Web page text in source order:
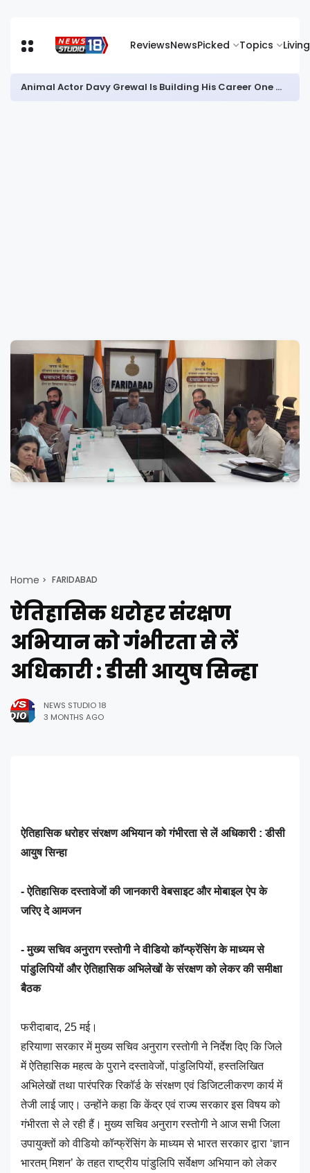
ReviewsNewsPicked Topics Living
जिला में गरिमापूर्ण तरीके से मनाया जाएगा ‘हर घर तिरंगा’ अभियान और विभाजन विभीषिका स्मृति दिवस : डीसी आयुष सिन्हा
Home FARIDABAD
ऐतिहासिक धरोहर संरक्षण
अभियान को गंभीरता से लें
अधिकारी : डीसी आयुष सिन्हा
NEWS STUDIO 18
3 MONTHS AGO
ऐतिहासिक धरोहर संरक्षण अभियान को गंभीरता से लें अधिकारी : डीसी
आयुष सिन्हा
- ऐतिहासिक दस्तावेजों की जानकारी वेबसाइट और मोबाइल ऐप के
जरिए दे आमजन
- मुख्य सचिव अनुराग रस्तोगी ने वीडियो कॉन्फ्रेंसिंग के माध्यम से
पांडुलिपियों और ऐतिहासिक अभिलेखों के संरक्षण को लेकर की समीक्षा
बैठक
फरीदाबाद, 25 मई।
हरियाणा सरकार में मुख्य सचिव अनुराग रस्तोगी ने निर्देश दिए कि जिले
में ऐतिहासिक महत्व के पुराने दस्तावेजों, पांडुलिपियों, हस्तलिखित
अभिलेखों तथा पारंपरिक रिकॉर्ड के संरक्षण एवं डिजिटलीकरण कार्य में
तेजी लाई जाए। उन्होंने कहा कि केंद्र एवं राज्य सरकार इस विषय को
गंभीरता से ले रही हैं। मुख्य सचिव अनुराग रस्तोगी ने आज सभी जिला
उपायुक्तों को वीडियो कॉन्फ्रेंसिंग के माध्यम से भारत सरकार द्वारा ‘ज्ञान
भारतम् मिशन’ के तहत राष्ट्रीय पांडुलिपि सर्वेक्षण अभियान को लेकर